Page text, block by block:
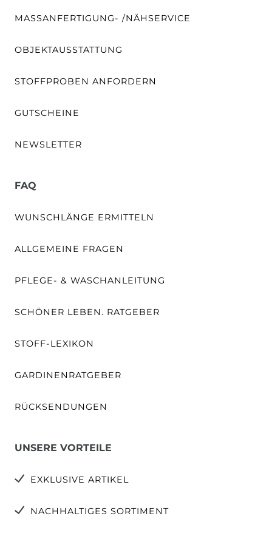
MASSANFERTIGUNG- /NÄHSERVICE
OBJEKTAUSSTATTUNG
STOFFPROBEN ANFORDERN
GUTSCHEINE
NEWSLETTER
FAQ
WUNSCHLÄNGE ERMITTELN
ALLGEMEINE FRAGEN
PFLEGE- & WASCHANLEITUNG
SCHÖNER LEBEN. RATGEBER
STOFF-LEXIKON
GARDINENRATGEBER
RÜCKSENDUNGEN
UNSERE VORTEILE
EXKLUSIVE ARTIKEL
NACHHALTIGES SORTIMENT